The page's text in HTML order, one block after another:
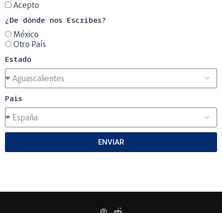
Acepto
¿De dónde nos Escribes?
México
Otro País
Estado
Pais
ENVIAR